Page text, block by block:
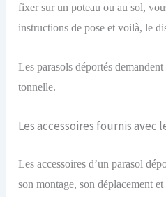
fixer sur un poteau ou au sol,
instructions de pose et voilà, le
Les parasols déportés
tonnelle.
Les accessoires fournis avec
Les accessoires d’un parasol
son montage, son déplacement